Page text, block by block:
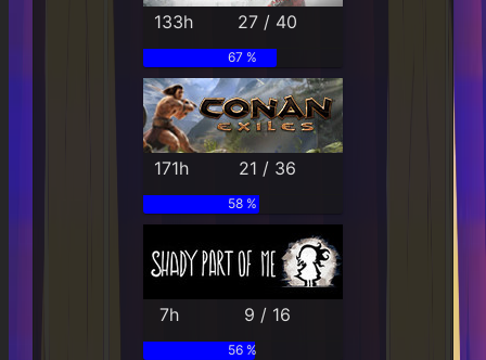
133h 27 / 40
67 %
171h 21 / 36
58 %
7h 9 / 16
56 %